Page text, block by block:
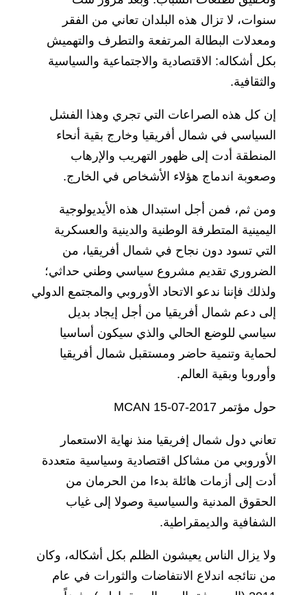
سنوات، لا تزال هذه البلدان تعاني من الفقر
ومعدلات البطالة المرتفعة والتطرف والتهميش
بكل أشكاله: الاقتصادية والاجتماعية والسياسية
والثقافية.
إن كل هذه الصراعات التي تجري وهذا الفشل
السياسي في شمال أفريقيا وخارج بقية أنحاء
المنطقة أدت إلى ظهور التهريب والإرهاب
وصعوبة اندماج هؤلاء الأشخاص في الخارج.
ومن ثم، فمن أجل استبدال هذه الأيديولوجية
اليمينية المتطرفة الوطنية والدينية والعسكرية
التي تسود دون نجاح في شمال أفريقيا، من
الضروري تقديم مشروع سياسي وطني حداثي؛
ولذلك فإننا ندعو الاتحاد الأوروبي والمجتمع الدولي
إلى دعم شمال أفريقيا من أجل إيجاد بديل
سياسي للوضع الحالي والذي سيكون أساسيا
لحماية وتنمية حاضر ومستقبل شمال أفريقيا
وأوروبا وبقية العالم.
حول مؤتمر MCAN 15-07-2017
تعاني دول شمال إفريقيا منذ نهاية الاستعمار
الأوروبي من مشاكل اقتصادية وسياسية متعددة
أدت إلى أزمات هائلة بدءا من الحرمان من
الحقوق المدنية والسياسية وصولا إلى غياب
الشفافية والديمقراطية.
ولا يزال الناس يعيشون الظلم بكل أشكاله، وكان
من نتائجه اندلاع الانتفاضات والثورات في عام